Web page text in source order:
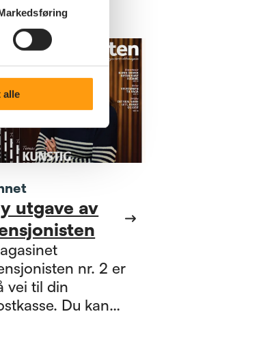
alle
utgave av
nr. 2 er
vei til din
Du kan